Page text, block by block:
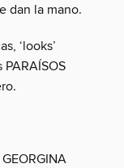
dan la mano.
‘looks’